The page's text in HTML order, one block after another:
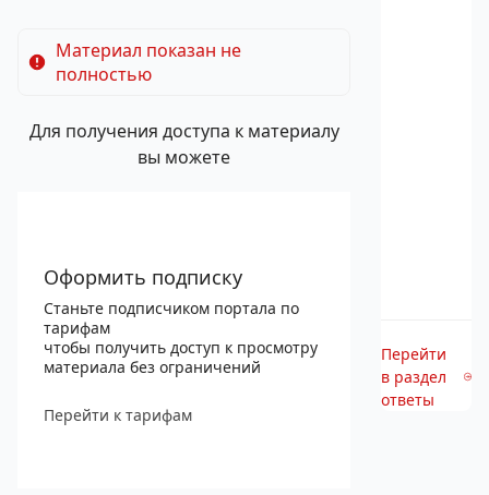
Материал показан не
полностью
Для получения доступа к материалу
вы можете
Оформить подписку
Станьте подписчиком портала по
тарифам
чтобы получить доступ к просмотру
материала без ограничений
Перейти к тарифам
Перейти
в раздел
ответы